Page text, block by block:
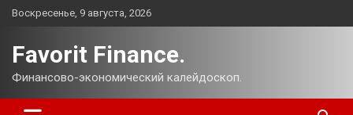
Перейти
Воскресенье, 9 августа, 2026
Favorit Finance.
Финансово-экономический калейдоскоп.